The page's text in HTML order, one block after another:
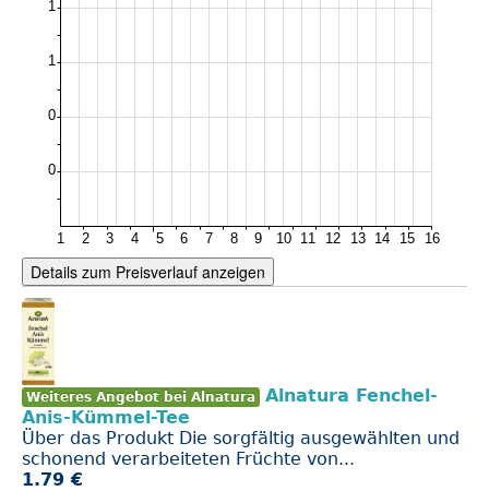
Details zum Preisverlauf anzeigen
Weiteres Angebot bei Alnatura
Alnatura Fenchel-
Anis-Kümmel-Tee
Über das Produkt Die sorgfältig ausgewählten und
schonend verarbeiteten Früchte von...
1.79 €